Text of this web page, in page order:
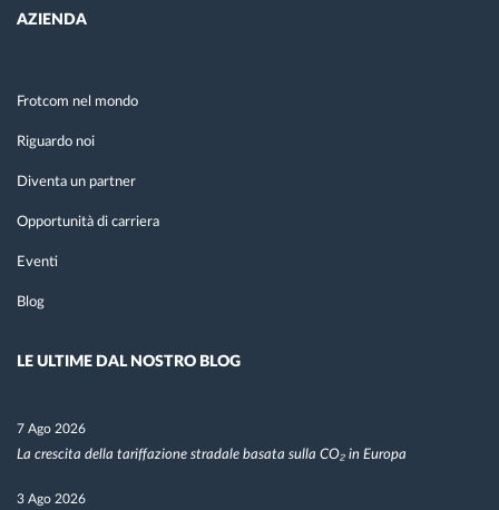
AZIENDA
Frotcom nel mondo
Riguardo noi
Diventa un partner
Opportunità di carriera
Eventi
Blog
LE ULTIME DAL NOSTRO BLOG
7 Ago 2026
La crescita della tariffazione stradale basata sulla CO₂ in Europa
3 Ago 2026